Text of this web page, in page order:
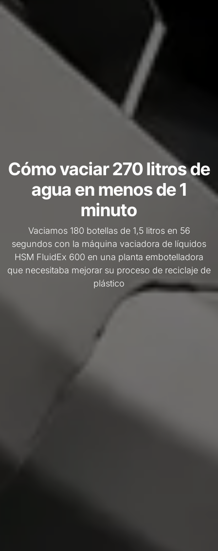
Cómo vaciar 270 litros de
agua en menos de 1
minuto
Vaciamos 180 botellas de 1,5 litros en 56
segundos con la máquina vaciadora de líquidos
HSM FluidEx 600 en una planta embotelladora
que necesitaba mejorar su proceso de reciclaje de
plástico